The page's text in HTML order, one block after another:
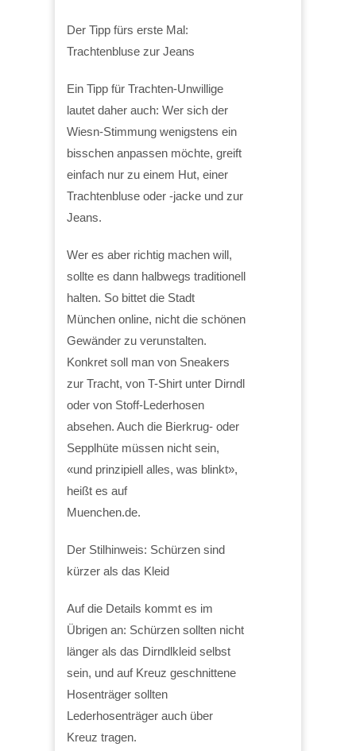
Der Tipp fürs erste Mal:
Trachtenbluse zur Jeans
Ein Tipp für Trachten-Unwillige
lautet daher auch: Wer sich der
Wiesn-Stimmung wenigstens ein
bisschen anpassen möchte, greift
einfach nur zu einem Hut, einer
Trachtenbluse oder -jacke und zur
Jeans.
Wer es aber richtig machen will,
sollte es dann halbwegs traditionell
halten. So bittet die Stadt
München online, nicht die schönen
Gewänder zu verunstalten.
Konkret soll man von Sneakers
zur Tracht, von T-Shirt unter Dirndl
oder von Stoff-Lederhosen
absehen. Auch die Bierkrug- oder
Sepplhüte müssen nicht sein,
«und prinzipiell alles, was blinkt»,
heißt es auf
Muenchen.de.
Der Stilhinweis: Schürzen sind
kürzer als das Kleid
Auf die Details kommt es im
Übrigen an: Schürzen sollten nicht
länger als das Dirndlkleid selbst
sein, und auf Kreuz geschnittene
Hosenträger sollten
Lederhosenträger auch über
Kreuz tragen.